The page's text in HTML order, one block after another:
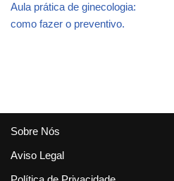
Aula prática de ginecologia:
como fazer o preventivo.
Sobre Nós
Aviso Legal